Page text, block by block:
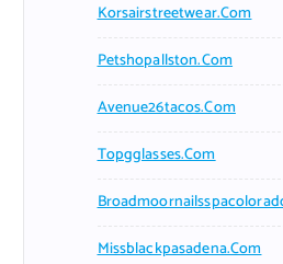
Korsairstreetwear.com
Petshopallston.com
Avenue26tacos.com
Topgglasses.com
Missblackpasadena.com